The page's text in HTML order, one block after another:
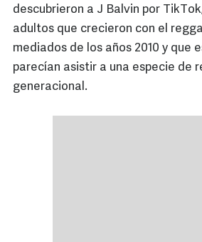
descubrieron a J Balvin por
adultos que crecieron con el
mediados de los años 2010 y que
parecían asistir a una especie de
generacional.